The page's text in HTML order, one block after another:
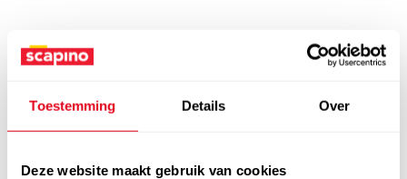
Toestemming Details Over
Deze website maakt gebruik van cookies